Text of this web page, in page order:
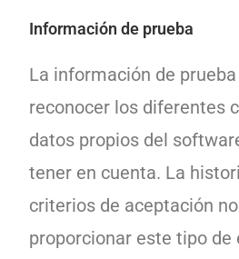
Información de prueba
La información de
reconocer los diferentes
datos propios del
tener en cuenta. La
criterios de aceptación
proporcionar este tipo de